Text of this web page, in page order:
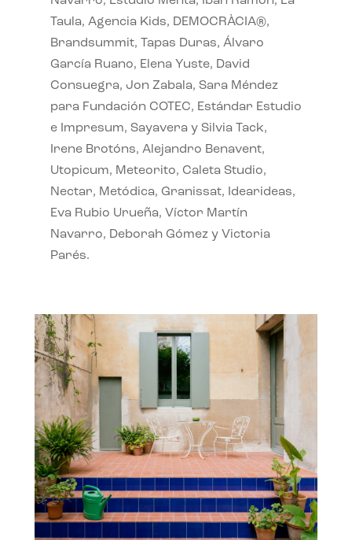
Taula, Agencia Kids, DEMOCRÀCIA®,
Brandsummit, Tapas Duras, Álvaro
García Ruano, Elena Yuste, David
Consuegra, Jon Zabala, Sara Méndez
para Fundación COTEC, Estándar Estudio
e Impresum, Sayavera y Silvia Tack,
Irene Brotóns, Alejandro Benavent,
Utopicum, Meteorito, Caleta Studio,
Nectar, Metódica, Granissat, Idearideas,
Eva Rubio Urueña, Víctor Martín
Navarro, Deborah Gómez y Victoria
Parés.